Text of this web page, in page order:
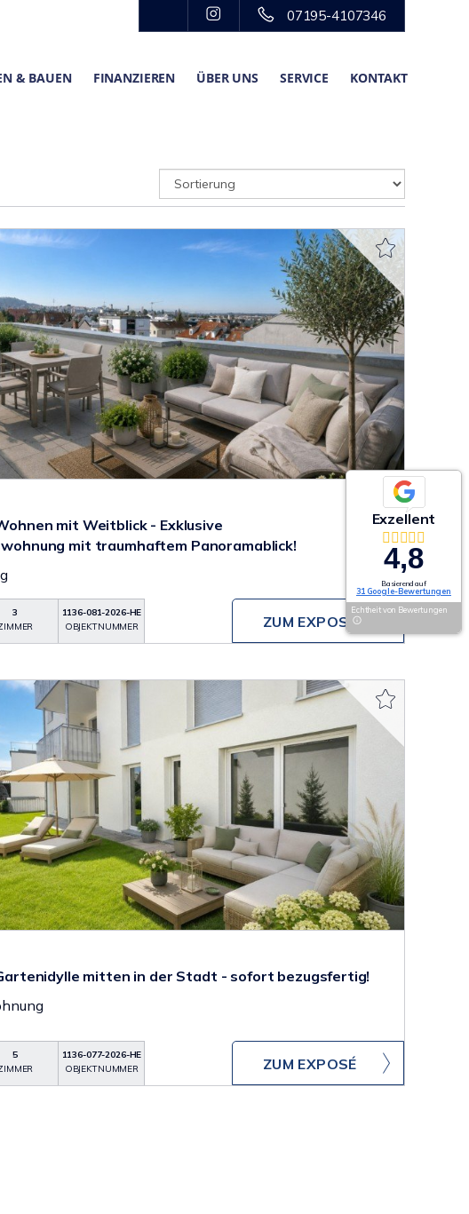
07195-4107346
& BAUEN FINANZIEREN ÜBER UNS SERVICE KONTAKT
mit Weitblick - Exklusive
mit traumhaftem Panoramablick!
3
1136-081-2026-HE
OBJEKTNUMMER
ZUM EXPOSÉ
Gartenidylle mitten in der Stadt - sofort bezugsfertig!
5
1136-077-2026-HE
OBJEKTNUMMER
ZUM EXPOSÉ
Exzellent
4,8
Basierend auf
31 Google-Bewertungen
Echtheit von Bewertungen